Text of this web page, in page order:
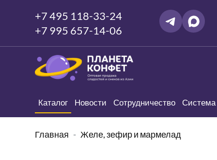
+7 495 118-33-24
+7 995 657-14-06
Каталог Новости Сотрудничество Система
Главная Желе, зефир и мармелад